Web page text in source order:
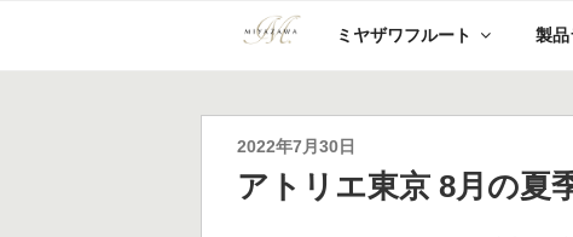
ミヤザワフルート 製品
投
稿
日:
2022年7月30日
アトリエ東京 8月の夏